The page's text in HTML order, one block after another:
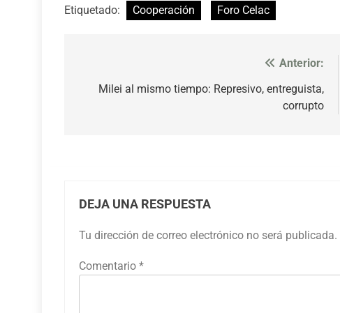
Etiquetado: Cooperación Foro Celac
Anterior:
Milei al mismo tiempo: Represivo, entreguista,
corrupto
DEJA UNA RESPUESTA
Tu dirección de correo electrónico no será publicada.
Comentario *